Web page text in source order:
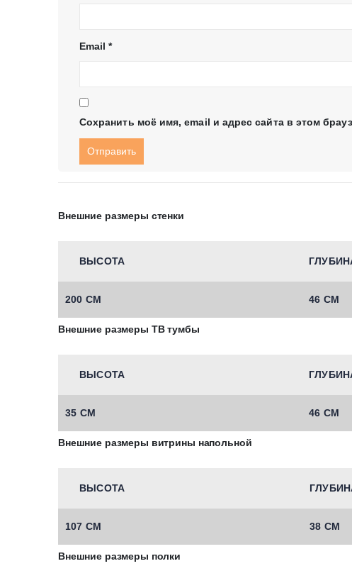
Email*
Сохранить моё имя, email и адрес сайта в этом
Внешние размеры стенки
ВЫСОТА
200 СМ 46 СМ
Внешние размеры ТВ тумбы
ВЫСОТА
35 СМ 46 СМ
Внешние размеры витрины напольной
ВЫСОТА
107 СМ 38 СМ
Внешние размеры полки